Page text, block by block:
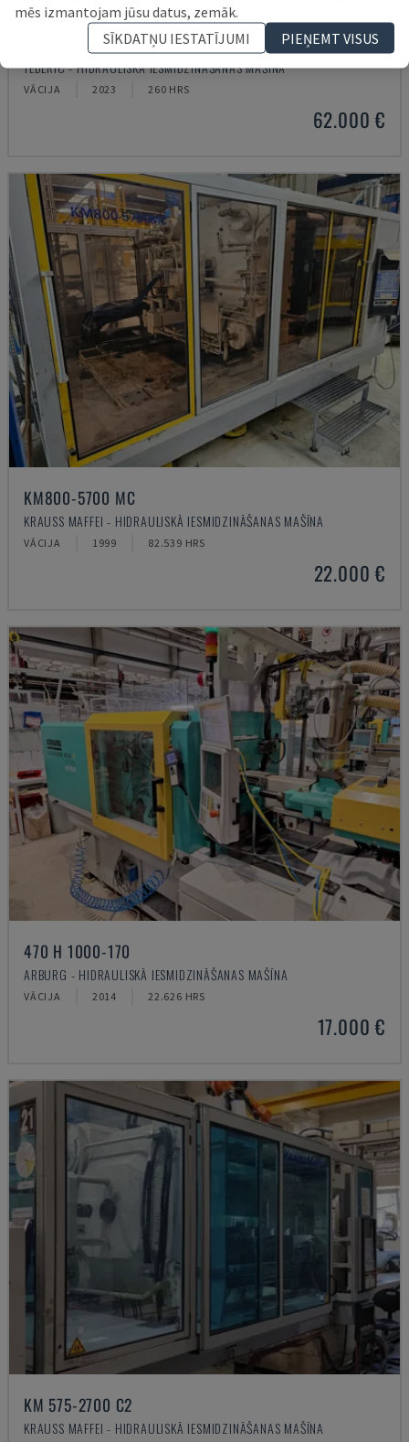
NEO.E55/E110H
TEDERIC - HIDRAULISKĀ IESMIDZINĀŠANAS MAŠĪNA
VĀCIJA 2023 260 HRS
62.000 €
KM800-5700 MC
KRAUSS MAFFEI - HIDRAULISKĀ IESMIDZINĀŠANAS MAŠĪNA
VĀCIJA 1999 82.539 HRS
22.000 €
470 H 1000-170
ARBURG - HIDRAULISKĀ IESMIDZINĀŠANAS MAŠĪNA
VĀCIJA 2014 22.626 HRS
17.000 €
KM 575-2700 C2
KRAUSS MAFFEI - HIDRAULISKĀ IESMIDZINĀŠANAS MAŠĪNA
mēs izmantojam jūsu datus, zemāk.
SĪKDATŅU IESTATĪJUMI
PIEŅEMT VISUS